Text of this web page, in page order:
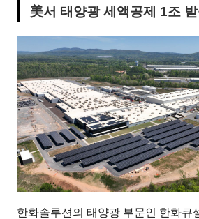
美서 태양광 세액공제 1조
한화솔루션의 태양광 부문인 한화큐